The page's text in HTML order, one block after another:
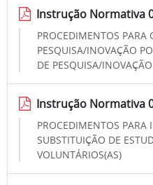
Instrução Normativa
PROCEDIMENTOS PARA
PESQUISA/INOVAÇÃO
DE PESQUISA/
Instrução Normativa
PROCEDIMENTOS PARA
SUBSTITUIÇÃO DE
VOLUNTÁRIOS(AS)